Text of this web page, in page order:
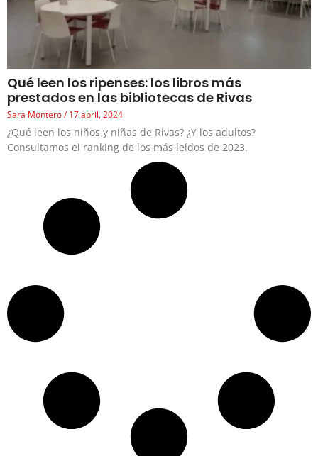
Qué leen los ripenses: los libros más
prestados en las bibliotecas de Rivas
Sara Montero 17 abril, 2024
¿Qué leen los niños y niñas de Rivas? ¿Y los adultos?
Consultamos el ranking de los más leídos de 2023.